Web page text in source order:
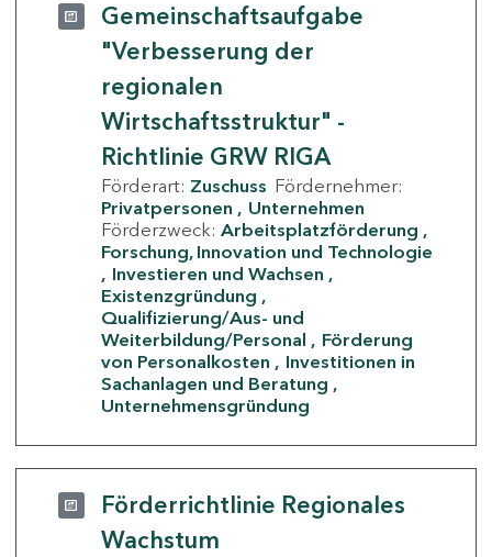
Gemeinschaftsaufgabe
"Verbesserung der
regionalen
Wirtschaftsstruktur" -
Richtlinie GRW RIGA
Förderart: Zuschuss Fördernehmer:
Privatpersonen
Unternehmen
Förderzweck: Arbeitsplatzförderung
Forschung, Innovation und Technologie
Investieren und Wachsen
Existenzgründung
Qualifizierung/Aus- und
Weiterbildung/Personal
Förderung
von Personalkosten
Investitionen in
Sachanlagen und Beratung
Unternehmensgründung
Förderrichtlinie Regionales
Wachstum